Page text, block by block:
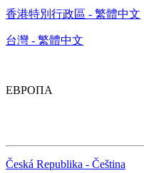
香港特別行政區 - 繁體中文
台灣 - 繁體中文
ЕВРОПА
Česká Republika - Čeština